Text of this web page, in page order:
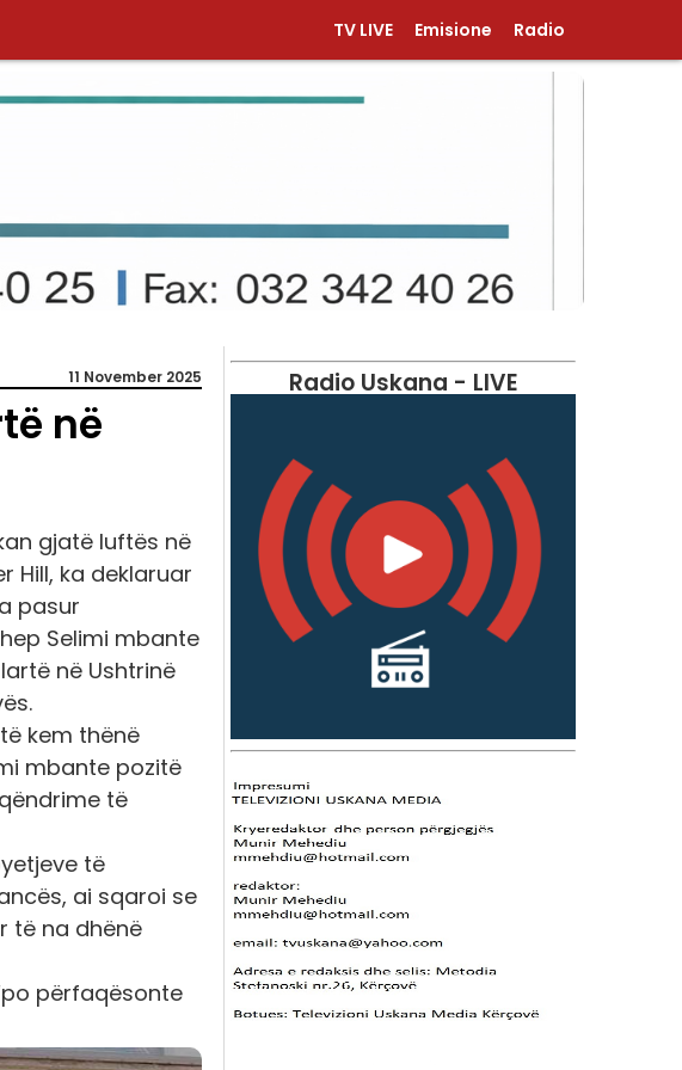
TV LIVE Emisione Radio
11 November 2025
në
gjatë luftës në
Hill, ka deklaruar
pasur
Selimi mbante
në Ushtrinë
kem thënë
mbante pozitë
të
të
ai sqaroi se
të na dhënë
përfaqësonte
Radio Uskana - LIVE